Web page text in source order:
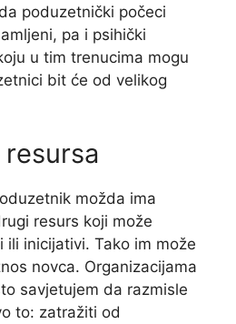
poduzetnički počeci
pa i psihički
u tim trenucima mogu
bit će od velikog
možda ima
resurs koji može
ili inicijativi. Tako im može
novca. Organizacijama
savjetujem da razmisle
to: zatražiti od